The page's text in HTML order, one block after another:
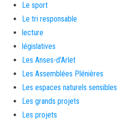
Le sport
Le tri responsable
lecture
législatives
Les Anses-d'Arlet
Les Assemblées Plénières
Les espaces naturels sensibles
Les grands projets
Les projets